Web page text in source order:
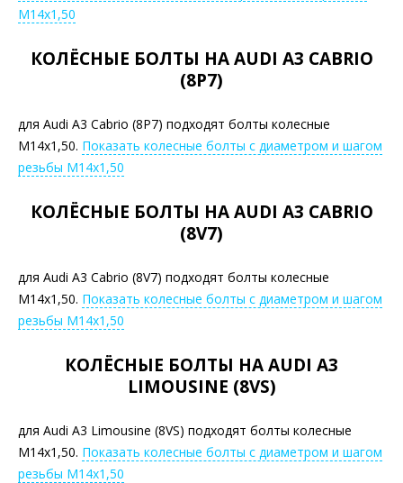
М14х1,50
КОЛЁСНЫЕ БОЛТЫ НА AUDI A3 CABRIO
(8P7)
для Audi A3 Cabrio (8P7) подходят болты колесные
М14х1,50. Показать колесные болты с диаметром и шагом
резьбы М14х1,50
КОЛЁСНЫЕ БОЛТЫ НА AUDI A3 CABRIO
(8V7)
для Audi A3 Cabrio (8V7) подходят болты колесные
М14х1,50. Показать колесные болты с диаметром и шагом
резьбы М14х1,50
КОЛЁСНЫЕ БОЛТЫ НА AUDI A3
LIMOUSINE (8VS)
для Audi A3 Limousine (8VS) подходят болты колесные
М14х1,50. Показать колесные болты с диаметром и шагом
резьбы М14х1,50